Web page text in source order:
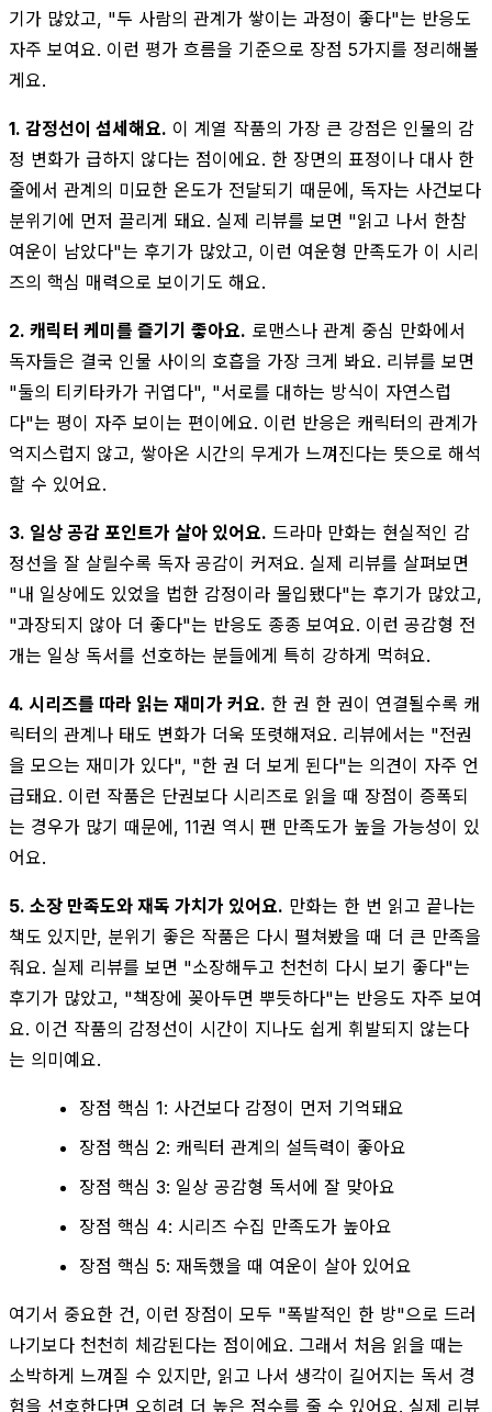
기가 많았고, "두 사람의 관계가 쌓이는 과정이 좋다"는 반응도
자주 보여요. 이런 평가 흐름을 기준으로 장점 5가지를 정리해볼
게요.
1. 감정선이 섬세해요. 이 계열 작품의 가장 큰 강점은 인물의 감
정 변화가 급하지 않다는 점이에요. 한 장면의 표정이나 대사 한
줄에서 관계의 미묘한 온도가 전달되기 때문에, 독자는 사건보다
분위기에 먼저 끌리게 돼요. 실제 리뷰를 보면 "읽고 나서 한참
여운이 남았다"는 후기가 많았고, 이런 여운형 만족도가 이 시리
즈의 핵심 매력으로 보이기도 해요.
2. 캐릭터 케미를 즐기기 좋아요. 로맨스나 관계 중심 만화에서
독자들은 결국 인물 사이의 호흡을 가장 크게 봐요. 리뷰를 보면
"둘의 티키타카가 귀엽다", "서로를 대하는 방식이 자연스럽
다"는 평이 자주 보이는 편이에요. 이런 반응은 캐릭터의 관계가
억지스럽지 않고, 쌓아온 시간의 무게가 느껴진다는 뜻으로 해석
할 수 있어요.
3. 일상 공감 포인트가 살아 있어요. 드라마 만화는 현실적인 감
정선을 잘 살릴수록 독자 공감이 커져요. 실제 리뷰를 살펴보면
"내 일상에도 있었을 법한 감정이라 몰입됐다"는 후기가 많았고,
"과장되지 않아 더 좋다"는 반응도 종종 보여요. 이런 공감형 전
개는 일상 독서를 선호하는 분들에게 특히 강하게 먹혀요.
4. 시리즈를 따라 읽는 재미가 커요. 한 권 한 권이 연결될수록 캐
릭터의 관계나 태도 변화가 더욱 또렷해져요. 리뷰에서는 "전권
을 모으는 재미가 있다", "한 권 더 보게 된다"는 의견이 자주 언
급돼요. 이런 작품은 단권보다 시리즈로 읽을 때 장점이 증폭되
는 경우가 많기 때문에, 11권 역시 팬 만족도가 높을 가능성이 있
어요.
5. 소장 만족도와 재독 가치가 있어요. 만화는 한 번 읽고 끝나는
책도 있지만, 분위기 좋은 작품은 다시 펼쳐봤을 때 더 큰 만족을
줘요. 실제 리뷰를 보면 "소장해두고 천천히 다시 보기 좋다"는
후기가 많았고, "책장에 꽂아두면 뿌듯하다"는 반응도 자주 보여
요. 이건 작품의 감정선이 시간이 지나도 쉽게 휘발되지 않는다
는 의미예요.
장점 핵심 1: 사건보다 감정이 먼저 기억돼요
장점 핵심 2: 캐릭터 관계의 설득력이 좋아요
장점 핵심 3: 일상 공감형 독서에 잘 맞아요
장점 핵심 4: 시리즈 수집 만족도가 높아요
장점 핵심 5: 재독했을 때 여운이 살아 있어요
여기서 중요한 건, 이런 장점이 모두 "폭발적인 한 방"으로 드러
나기보다 천천히 체감된다는 점이에요. 그래서 처음 읽을 때는
소박하게 느껴질 수 있지만, 읽고 나서 생각이 길어지는 독서 경
험을 선호한다면 오히려 더 높은 점수를 줄 수 있어요. 실제 리뷰